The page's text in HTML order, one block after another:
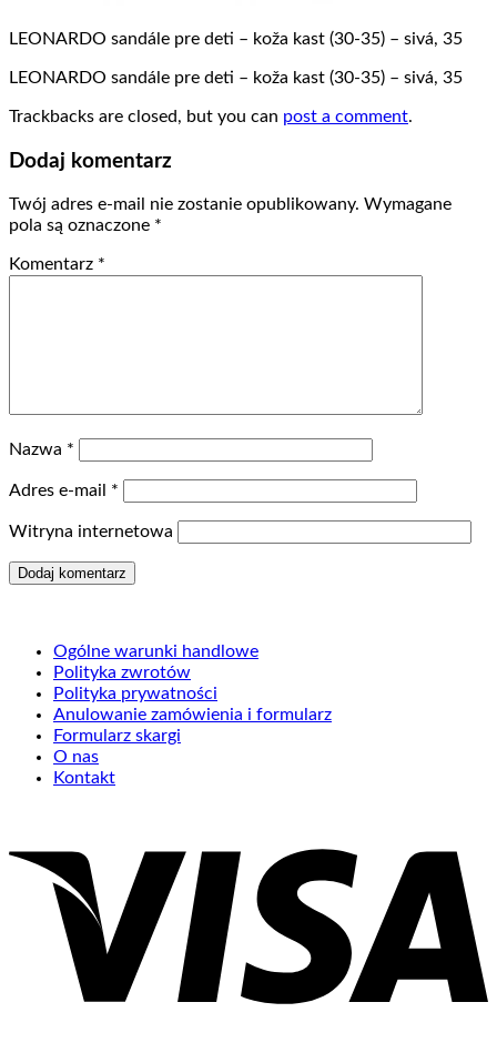
LEONARDO sandále pre deti – koža kast (30-35) – sivá, 35
LEONARDO sandále pre deti – koža kast (30-35) – sivá, 35
Trackbacks are closed, but you can post a comment.
Dodaj komentarz
Twój adres e-mail nie zostanie opublikowany. Wymagane
pola są oznaczone *
Komentarz *
Nazwa *
Adres e-mail *
Witryna internetowa
Ogólne warunki handlowe
Polityka zwrotów
Polityka prywatności
Anulowanie zamówienia i formularz
Formularz skargi
O nas
Kontakt